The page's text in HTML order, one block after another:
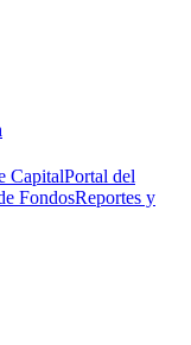
CapitalPortal del
FondosReportes y